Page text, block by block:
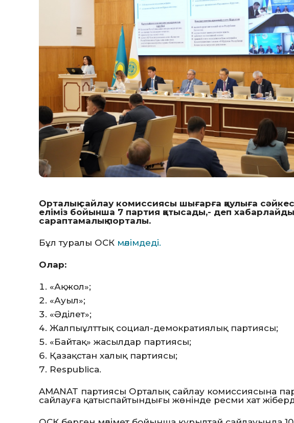
Орталық сайлау комиссиясы шығарға қаулыға
еліміз бойынша 7 партия қатысады,- деп хабарлайды
сараптамалық порталы.
Бұл туралы ОСК мәлімдеді.
Олар:
«Ақжол»;
«Ауыл»;
«Әділет»;
Жалпыұлттық социал-демократиялық партиясы;
«Байтақ» жасылдар партиясы;
Қазақстан халық партиясы;
Respublica.
AMANAT партиясы Орталық сайлау комиссиясына
сайлауға қатыспайтындығы жөнінде ресми хат